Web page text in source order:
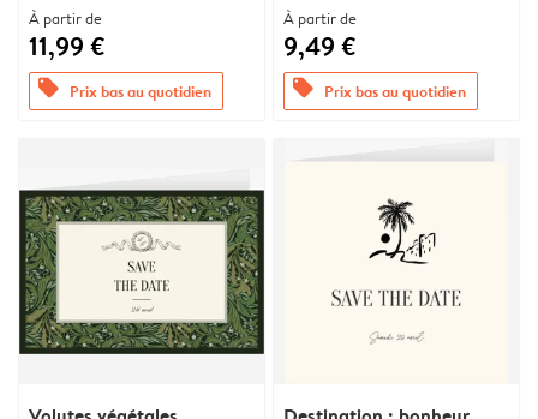
À partir de
11,99 €
offers Prix bas au quotidien
À partir de
9,49 €
offers Prix bas au quotidien